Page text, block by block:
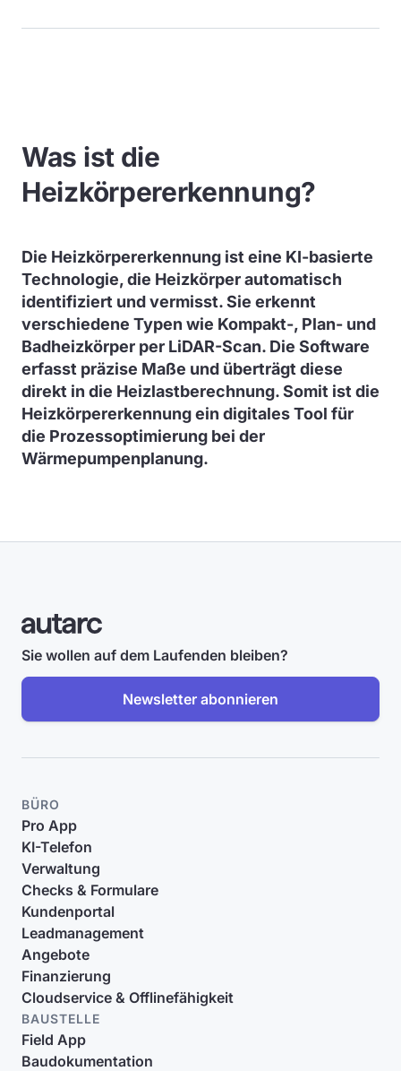
Was ist die
Heizkörpererkennung?
Die Heizkörpererkennung ist eine KI-basierte
Technologie, die Heizkörper automatisch
identifiziert und vermisst. Sie erkennt
verschiedene Typen wie Kompakt-, Plan- und
Badheizkörper per LiDAR-Scan. Die Software
erfasst präzise Maße und überträgt diese
direkt in die Heizlastberechnung. Somit ist die
Heizkörpererkennung ein digitales Tool für
die Prozessoptimierung bei der
Wärmepumpenplanung.
Sie wollen auf dem Laufenden bleiben?
Newsletter abonnieren
BÜRO
Pro App
KI-Telefon
Verwaltung
Checks & Formulare
Kundenportal
Leadmanagement
Angebote
Finanzierung
Cloudservice & Offlinefähigkeit
BAUSTELLE
Field App
Baudokumentation